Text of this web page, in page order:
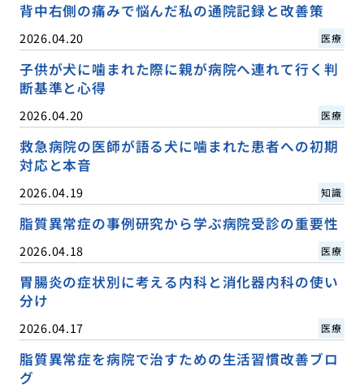
背中右側の痛みで悩んだ私の通院記録と改善策
2026.04.20 医療
子供が犬に噛まれた際に親が病院へ連れて行く判
断基準と心得
2026.04.20 医療
救急病院の医師が語る犬に噛まれた患者への初期
対応と本音
2026.04.19 知識
脂質異常症の事例研究から学ぶ病院受診の重要性
2026.04.18 医療
胃腸炎の症状別に考える内科と消化器内科の使い
分け
2026.04.17 医療
脂質異常症を病院で治すための生活習慣改善ブロ
グ